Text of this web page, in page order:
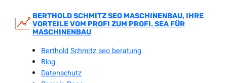
Inhalt
springen
BERTHOLD SCHMITZ SEO MASCHINENBAU, IHRE
VORTEILE VOM PROFI ZUM PROFI. SEA FÜR
MASCHINENBAU
Berthold Schmitz seo beratung
Blog
Datenschutz